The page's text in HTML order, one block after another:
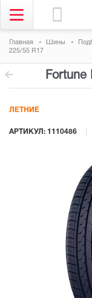
Главная Шины
225/55 R17
Fortune
АРТИКУЛ: 1110486
ЛЕТНИЕ